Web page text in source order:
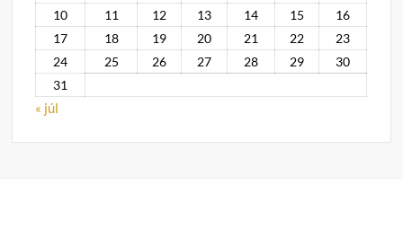
10
11 12 13 14 15
16
17
18 19 20 21 22
23
24
25 26 27 28 29
30
31
« júl